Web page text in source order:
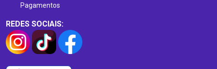
Pagamentos
REDES SOCIAIS: